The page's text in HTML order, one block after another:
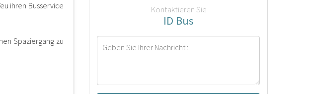
ihren Busservice
Spaziergang zu
Kontaktieren Sie
ID Bus